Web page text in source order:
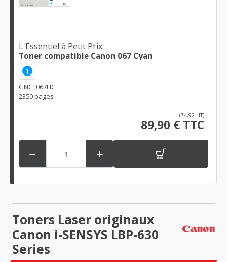
L'Essentiel à Petit Prix
Toner compatible Canon 067 Cyan
1
GNCT067HC
2350 pages
(74,92 HT)
89,90 € TTC
 
Toners Laser originaux
Canon i-SENSYS LBP-630
Series